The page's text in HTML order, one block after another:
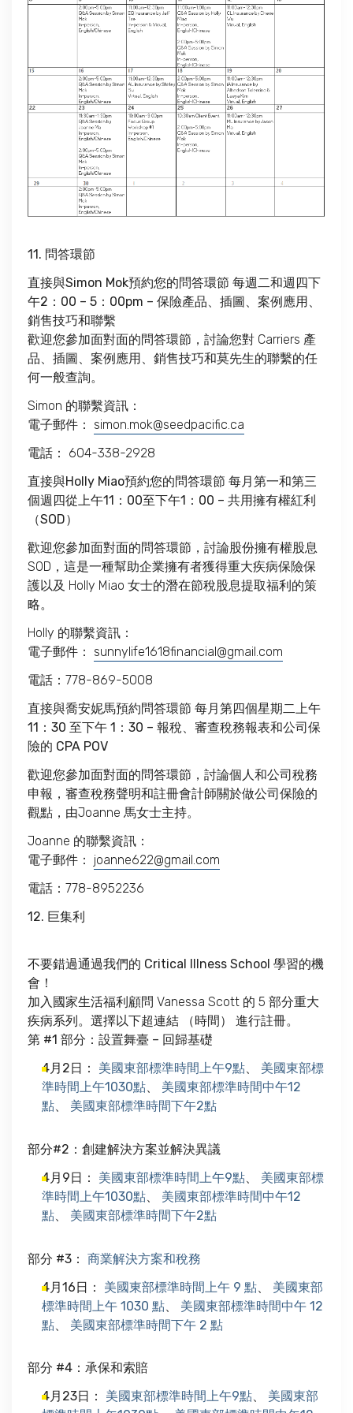
11. 問答環節
直接與Simon Mok預約您的問答環節 每週二和週四下
午2：00 – 5：00pm – 保險產品、插圖、案例應用、
銷售技巧和聯繫
歡迎您參加面對面的問答環節，討論您對 Carriers 產
品、插圖、案例應用、銷售技巧和莫先生的聯繫的任
何一般查詢。
Simon 的聯繫資訊：
電子郵件： simon.mok@seedpacific.ca
電話： 604-338-2928
直接與Holly Miao預約您的問答環節 每月第一和第三
個週四從上午11：00至下午1：00 – 共用擁有權紅利
（SOD）
歡迎您參加面對面的問答環節，討論股份擁有權股息
SOD，這是一種幫助企業擁有者獲得重大疾病保險保
護以及 Holly Miao 女士的潛在節稅股息提取福利的策
略。
Holly 的聯繫資訊：
電子郵件： sunnylife1618financial@gmail.com
電話：778-869-5008
直接與喬安妮馬預約問答環節 每月第四個星期二上午
11：30 至下午 1：30 – 報稅、審查稅務報表和公司保
險的 CPA POV
歡迎您參加面對面的問答環節，討論個人和公司稅務
申報，審查稅務聲明和註冊會計師關於做公司保險的
觀點，由Joanne 馬女士主持。
Joanne 的聯繫資訊：
電子郵件： joanne622@gmail.com
電話：778-8952236
12. 巨集利
不要錯過通過我們的 Critical Illness School 學習的機
會！
加入國家生活福利顧問 Vanessa Scott 的 5 部分重大
疾病系列。選擇以下超連結 （時間） 進行註冊。
第 #1 部分：設置舞臺 – 回歸基礎
4月2日： 美國東部標準時間上午9點、 美國東部標
準時間上午1030點、 美國東部標準時間中午12
點、 美國東部標準時間下午2點
部分#2：創建解決方案並解決異議
4月9日： 美國東部標準時間上午9點
美國東部標
準時間上午1030點
美國東部標準時間中午12
點
美國東部標準時間下午2點
部分 #3： 商業解決方案和稅務
4月16日： 美國東部標準時間上午 9 點
美國東部
標準時間上午 1030 點
美國東部標準時間中午 12
點
美國東部標準時間下午 2 點
部分 #4：承保和索賠
4月23日： 美國東部標準時間上午9點、 美國東部